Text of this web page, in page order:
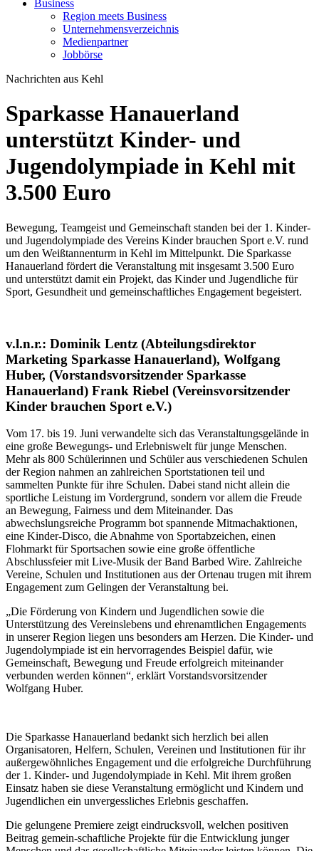
Business
Region meets Business
Unternehmensverzeichnis
Medienpartner
Jobbörse
Nachrichten aus Kehl
Sparkasse Hanauerland
unterstützt Kinder- und
Jugendolympiade in Kehl mit
3.500 Euro
Bewegung, Teamgeist und Gemeinschaft standen bei der 1. Kinder-
und Jugendolympiade des Vereins Kinder brauchen Sport e.V. rund
um den Weißtannenturm in Kehl im Mittelpunkt. Die Sparkasse
Hanauerland fördert die Veranstaltung mit insgesamt 3.500 Euro
und unterstützt damit ein Projekt, das Kinder und Jugendliche für
Sport, Gesundheit und gemeinschaftliches Engagement begeistert.
v.l.n.r.: Dominik Lentz (Abteilungsdirektor
Marketing Sparkasse Hanauerland), Wolfgang
Huber, (Vorstandsvorsitzender Sparkasse
Hanauerland) Frank Riebel (Vereinsvorsitzender
Kinder brauchen Sport e.V.)
Vom 17. bis 19. Juni verwandelte sich das Veranstaltungsgelände in
eine große Bewegungs- und Erlebniswelt für junge Menschen.
Mehr als 800 Schülerinnen und Schüler aus verschiedenen Schulen
der Region nahmen an zahlreichen Sportstationen teil und
sammelten Punkte für ihre Schulen. Dabei stand nicht allein die
sportliche Leistung im Vordergrund, sondern vor allem die Freude
an Bewegung, Fairness und dem Miteinander. Das
abwechslungsreiche Programm bot spannende Mitmachaktionen,
eine Kinder-Disco, die Abnahme von Sportabzeichen, einen
Flohmarkt für Sportsachen sowie eine große öffentliche
Abschlussfeier mit Live-Musik der Band Barbed Wire. Zahlreiche
Vereine, Schulen und Institutionen aus der Ortenau trugen mit ihrem
Engagement zum Gelingen der Veranstaltung bei.
„Die Förderung von Kindern und Jugendlichen sowie die
Unterstützung des Vereinslebens und ehrenamtlichen Engagements
in unserer Region liegen uns besonders am Herzen. Die Kinder- und
Jugendolympiade ist ein hervorragendes Beispiel dafür, wie
Gemeinschaft, Bewegung und Freude erfolgreich miteinander
verbunden werden können“, erklärt Vorstandsvorsitzender
Wolfgang Huber.
Die Sparkasse Hanauerland bedankt sich herzlich bei allen
Organisatoren, Helfern, Schulen, Vereinen und Institutionen für ihr
außergewöhnliches Engagement und die erfolgreiche Durchführung
der 1. Kinder- und Jugendolympiade in Kehl. Mit ihrem großen
Einsatz haben sie diese Veranstaltung ermöglicht und Kindern und
Jugendlichen ein unvergessliches Erlebnis geschaffen.
Die gelungene Premiere zeigt eindrucksvoll, welchen positiven
Beitrag gemein-schaftliche Projekte für die Entwicklung junger